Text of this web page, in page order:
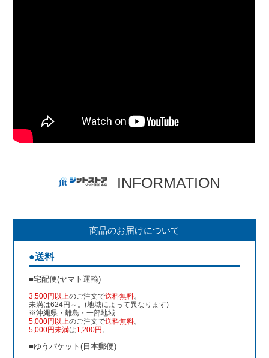
INFORMATION
商品のお届けについて
●送料
■宅配便(ヤマト運輸)
3,500円以上のご注文で送料無料。
未満は624円～。(地域によって異なります)
※沖縄県・離島・一部地域
5,000円以上のご注文で送料無料。
5,000円未満は1,200円 。
■ゆうパケット(日本郵便)